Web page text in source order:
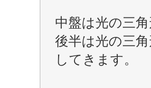
中盤は光の三
後半は光の三
してきます。